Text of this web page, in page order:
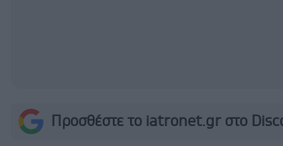
Προσθέστε το iatronet.gr στο